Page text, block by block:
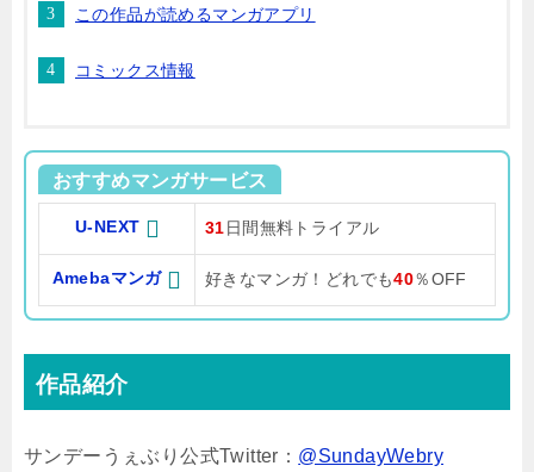
この作品が読めるマンガアプリ
コミックス情報
おすすめマンガサービス
U-NEXT 31 日間無料トライアル
Amebaマンガ 好きなマンガ！どれでも40％OFF
作品紹介
サンデーうぇぶり公式Twitter： @SundayWebry